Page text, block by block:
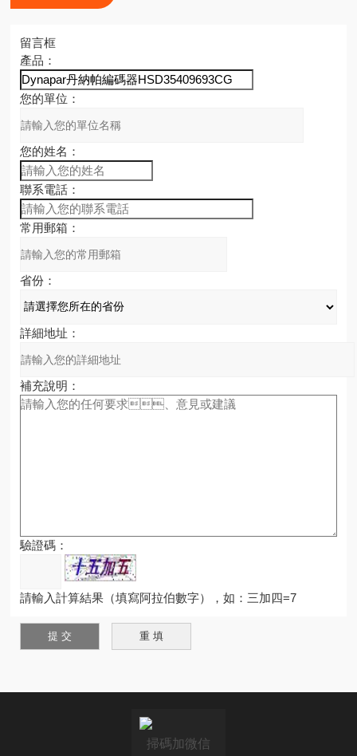
留言框
產品：
您的單位：
您的姓名：
聯系電話：
常用郵箱：
省份：
詳細地址：
補充說明：
驗證碼：
請輸入計算結果（填寫阿拉伯數字），如：三加四=7
掃碼加微信